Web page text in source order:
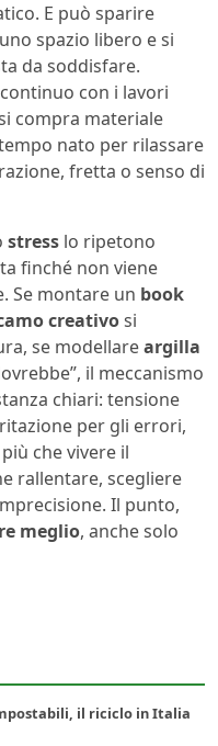
E può sparire
spazio libero e si
da soddisfare.
con i lavori
compra materiale
nato per rilassare
fretta o senso di
stress lo ripetono
finché non viene
Se montare un book
creativosi
se modellareargilla
il meccanismo
chiari: tensione
per gli errori,
che vivere il
rallentare, scegliere
Il punto,
meglio, anche solo
il riciclo in Italia